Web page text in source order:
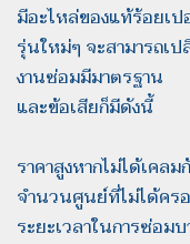
มีอะไหล่ของแท้ร้อยเ
รุ่นใหม่ๆ จะสามารถเ
งานซ่อมมีมาตรฐาน
และข้อเสียก็มีดังนี้
ราคาสูงหากไม่ได้เคล
จำนวนศูนย์ที่ไม่ได้คร
ระยะเวลาในการซ่อม